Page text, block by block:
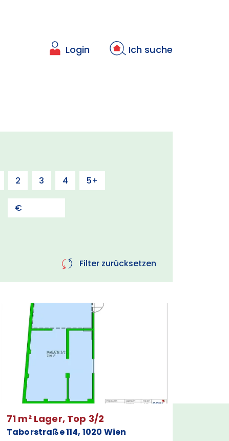
Login Ich suche
2 3 4 5+
Filter zurücksetzen
71 m² Lager, Top 3/2
Taborstraße 114, 1020 Wien